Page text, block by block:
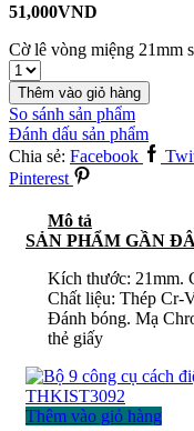
51,000VND
Cờ lê vòng miệng 21mm
Thêm vào giỏ hàng
So sánh sản phẩm
Đánh dấu sản phẩm
Chia sẻ: Facebook
Pinterest
Mô tả
SẢN PHẨM GẦN
Kích thước: 21mm.
Chất liệu: Thép Cr-
Đánh bóng. Mạ
thẻ giấy
Thêm vào giỏ hàng